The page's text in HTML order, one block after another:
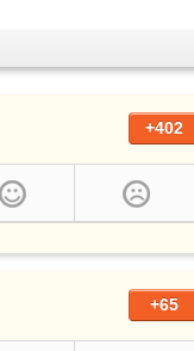
+402
+65